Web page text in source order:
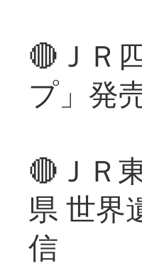
🔴ＪＲ
プ」発
🔴ＪＲ
県 世界
信